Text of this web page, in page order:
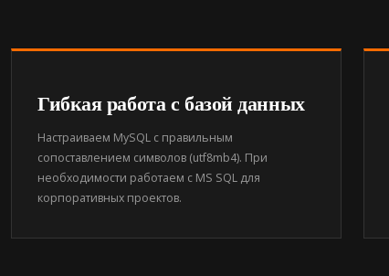
Гибкая работа с базой данных
Настраиваем MySQL с правильным
сопоставлением символов (utf8mb4). При
необходимости работаем с MS SQL для
корпоративных проектов.